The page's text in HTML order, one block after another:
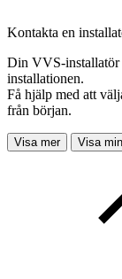
Kontakta en
Din VVS-installatör
installationen.
Få hjälp med att
från början.
Visa mer Visa